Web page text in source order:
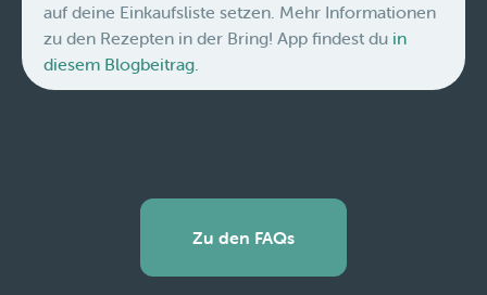
auf deine Einkaufsliste setzen. Mehr Informationen
zu den Rezepten in der Bring! App findest du in
diesem Blogbeitrag.
Zu den FAQs